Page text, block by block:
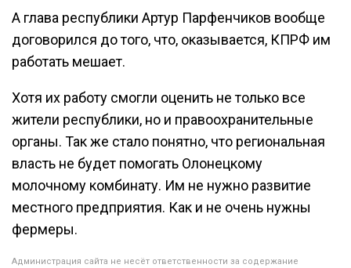
А глава республики Артур Парфенчиков вообще
договорился до того, что, оказывается, КПРФ им
работать мешает.
Хотя их работу смогли оценить не только все
жители республики, но и правоохранительные
органы. Так же стало понятно, что региональная
власть не будет помогать Олонецкому
молочному комбинату. Им не нужно развитие
местного предприятия. Как и не очень нужны
фермеры.
Администрация сайта не несёт ответственности за содержание